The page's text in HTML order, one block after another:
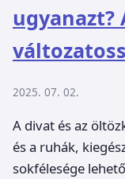
ugyanazt?
2025. 07. 02.
A divat és az
és a ruhák,
sokfélesége